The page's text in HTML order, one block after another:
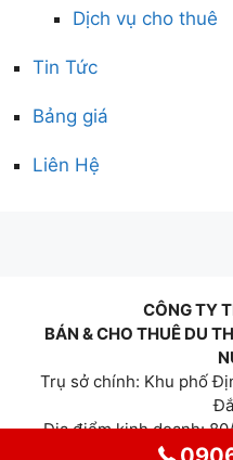
Dịch vụ cho thuê
Tin Tức
Bảng giá
Liên Hệ
CÔNG TY
BÁN & CHO THUÊ DU
Trụ sở chính: Khu phố
Địa điểm kinh doanh:
Bình Phước, Tp.